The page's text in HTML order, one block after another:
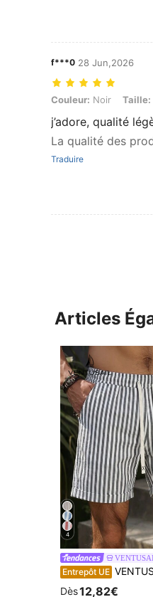
f***0 28 Jun,2026
Couleur: Noir, Taille: L
Couleur: Noir Taille:
j’adore, qualité
La qualité des
Traduire
Articles
4
Entrepôt UE VENTUSAIL Short décontracté pour hommes à
Dès12,82€